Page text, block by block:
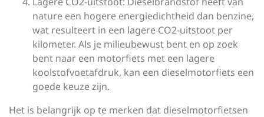
nature een hogere energiedichtheid dan benzine,
wat resulteert in een lagere CO2-uitstoot per
kilometer. Als je milieubewust bent en op zoek
bent naar een motorfiets met een lagere
koolstofvoetafdruk, kan een dieselmotorfiets een
goede keuze zijn.
Het is belangrijk op te merken dat dieselmotorfietsen